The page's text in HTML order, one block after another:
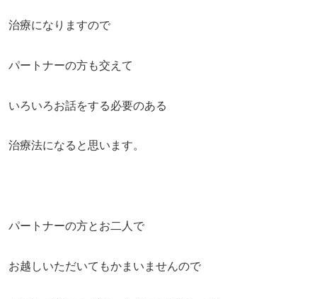
治療になりますので
パートナーの方も交えて
いろいろお話をする必要のある
治療法になると思います。
パートナーの方とお二人で
お越しいただいてもかまいませんので